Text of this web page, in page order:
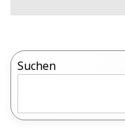
Suchen